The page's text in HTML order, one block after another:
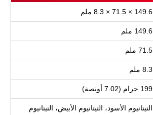
149.6 × 71.5 × 8.3 ملم
149.6 ملم
71.5 ملم
8.3 ملم
199 جرام (7.02 أونصة)
التيتانيوم الأسود، التيتانيوم الأبيض، التيتانيوم